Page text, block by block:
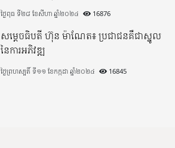
ថ្ងៃពុធ ទី២៨ ខែសីហា ឆ្នាំ២០២៤ 16876
សម្តេចធិបតី ហ៊ុន ម៉ាណែត៖ ប្រជាជនគឺជាស្នូល
នៃការអភិវឌ្ឍ
ថ្ងៃព្រហស្បតិ៍ ទី១១ ខែកក្កដា ឆ្នាំ២០២៤ 16845